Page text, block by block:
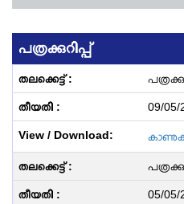
പത്രക്കുറിപ്പ്
09/05/
കാണുക
05/05/